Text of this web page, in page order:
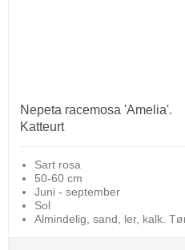
Nepeta racemosa 'Amelia'.
Katteurt
Sart rosa
50-60 cm
Juni - september
Sol
Almindelig, sand, ler, kalk.